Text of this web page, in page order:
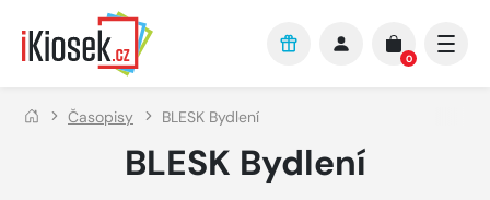
Přejít na hlavní obsah
0
Časopisy BLESK Bydlení
BLESK Bydlení